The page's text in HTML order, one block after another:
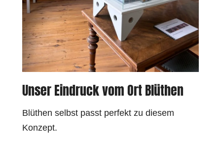
Unser Eindruck vom Ort Blüthen
Blüthen selbst passt perfekt zu diesem
Konzept.